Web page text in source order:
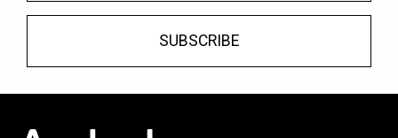
SUBSCRIBE